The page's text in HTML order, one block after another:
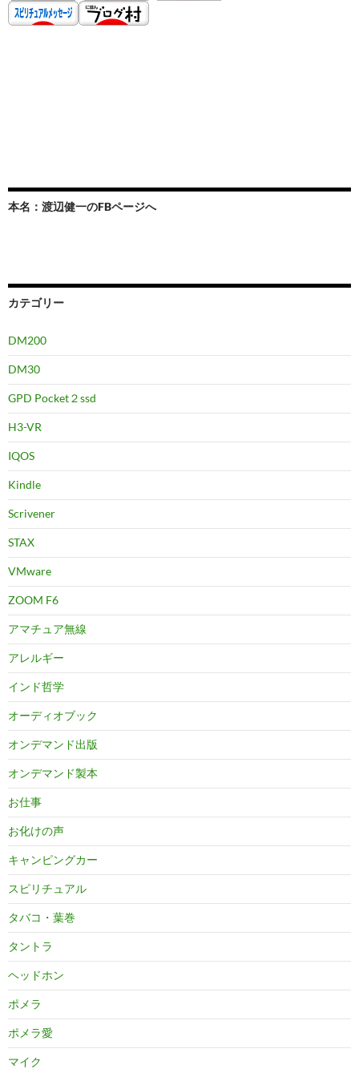
本名：渡辺健一のFBページへ
カテゴリー
DM200
DM30
GPD Pocket２ssd
H3-VR
IQOS
Kindle
Scrivener
STAX
VMware
ZOOM F6
アマチュア無線
アレルギー
インド哲学
オーディオブック
オンデマンド出版
オンデマンド製本
お仕事
お化けの声
キャンピングカー
スピリチュアル
タバコ・葉巻
タントラ
ヘッドホン
ポメラ
ポメラ愛
マイク